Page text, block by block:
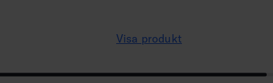
Visa produkt